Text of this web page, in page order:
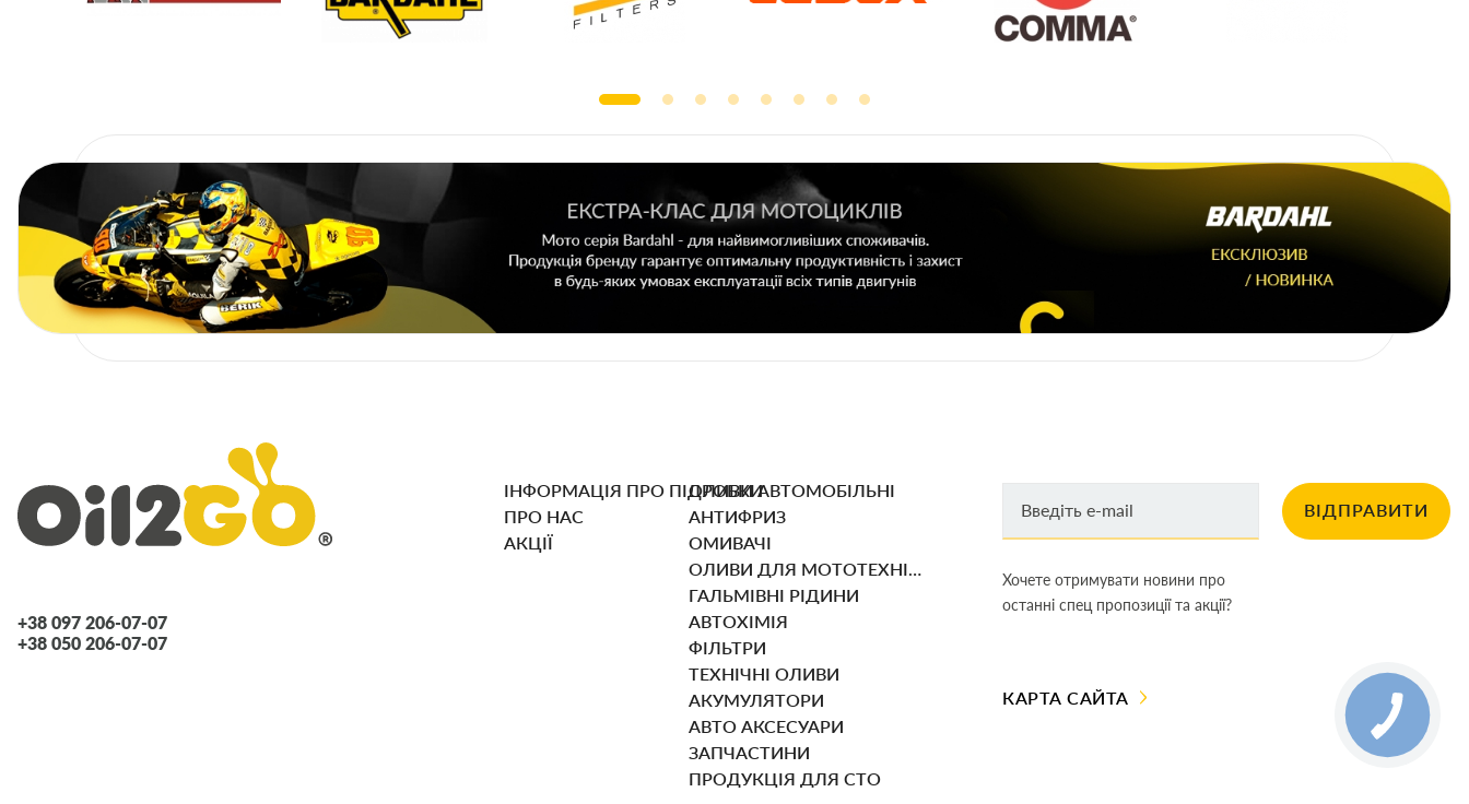
+38 097 206-07-07
+38 050 206-07-07
ІНФОРМАЦІЯ ПРО ПІДРОБКИ
ПРО НАС
АКЦІЇ
ОЛИВИ АВТОМОБІЛЬНІ
АНТИФРИЗ
ОМИВАЧІ
ОЛИВИ ДЛЯ МОТОТЕХНІКИ
ГАЛЬМІВНІ РІДИНИ
АВТОХІМІЯ
ФІЛЬТРИ
ТЕХНІЧНІ ОЛИВИ
АКУМУЛЯТОРИ
АВТО АКСЕСУАРИ
ЗАПЧАСТИНИ
ПРОДУКЦІЯ ДЛЯ СТО
ВІДПРАВИТИ
Хочете отримувати новини про
останні спец пропозиції та акції?
КАРТА САЙТА